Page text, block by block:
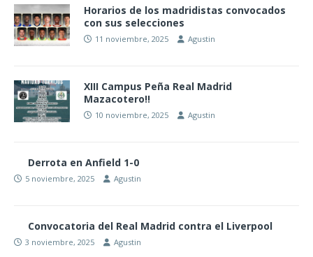
Horarios de los madridistas convocados
con sus selecciones
11 noviembre, 2025 Agustin
XIII Campus Peña Real Madrid
Mazacotero!!
10 noviembre, 2025 Agustin
Derrota en Anfield 1-0
5 noviembre, 2025 Agustin
Convocatoria del Real Madrid contra el Liverpool
3 noviembre, 2025 Agustin